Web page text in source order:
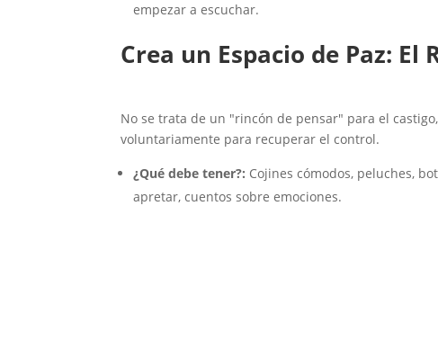
empezar a escuchar.
Crea un Espacio de Paz: El
No se trata de un "rincón de pensar" para el
voluntariamente para recuperar el control.
¿Qué debe tener?: Cojines cómodos, peluches,
apretar, cuentos sobre emociones.